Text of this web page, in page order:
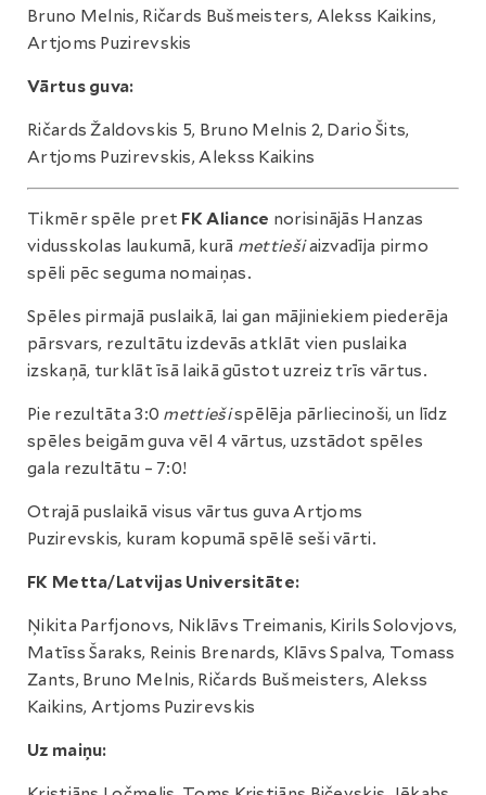
Bruno Melnis, Ričards Bušmeisters, Alekss Kaikins,
Artjoms Puzirevskis
Vārtus guva:
Ričards Žaldovskis 5, Bruno Melnis 2, Dario Šits,
Artjoms Puzirevskis, Alekss Kaikins
Tikmēr spēle pret FK Aliance norisinājās Hanzas
vidusskolas laukumā, kurā mettiešiaizvadīja pirmo
spēli pēc seguma nomaiņas.
Spēles pirmajā puslaikā, lai gan mājiniekiem piederēja
pārsvars, rezultātu izdevās atklāt vien puslaika
izskaņā, turklāt īsā laikā gūstot uzreiz trīs vārtus.
Pie rezultāta 3:0 mettiešispēlēja pārliecinoši, un līdz
spēles beigām guva vēl 4 vārtus, uzstādot spēles
gala rezultātu – 7:0!
Otrajā puslaikā visus vārtus guva Artjoms
Puzirevskis, kuram kopumā spēlē seši vārti.
FK Metta/Latvijas Universitāte:
Ņikita Parfjonovs, Niklāvs Treimanis, Kirils Solovjovs,
Matīss Šaraks, Reinis Brenards, Klāvs Spalva, Tomass
Zants, Bruno Melnis, Ričards Bušmeisters, Alekss
Kaikins, Artjoms Puzirevskis
Uz maiņu: